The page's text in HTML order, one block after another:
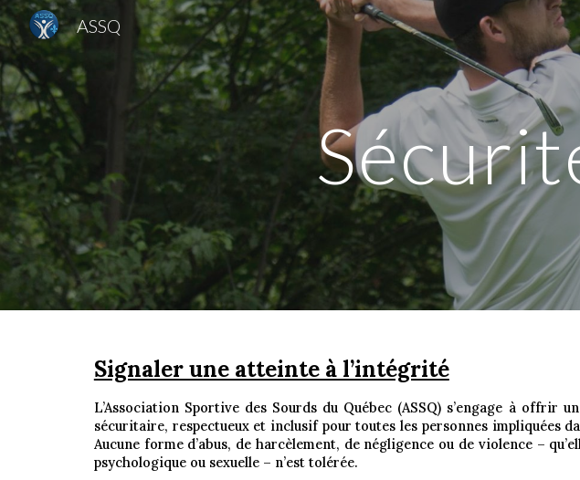
Skip to main content
ASSQ
Signaler une atteinte à l’intégrité
L’Association Sportive des Sourds du Québec (ASSQ) s’engage à offrir
sécuritaire, respectueux et inclusif pour toutes les personnes impliquées
Aucune forme d’abus, de harcèlement, de négligence ou de violence –
psychologique ou sexuelle – n’est tolérée.